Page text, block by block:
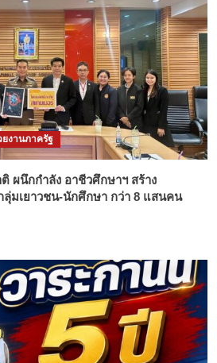
งานภาครัฐ
ผนึกกำลัง อาชีวศึกษาฯ สร้าง
ลุ่มเยาวชน-นักศึกษา กว่า 8 แสนคน